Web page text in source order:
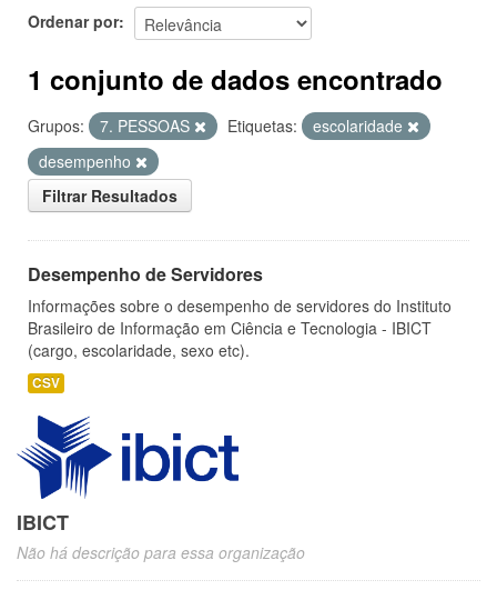
Ordenar por
1 conjunto de dados encontrado
Grupos: 7. PESSOAS Etiquetas:
escolaridade
desempenho
Filtrar Resultados
Desempenho de Servidores
Informações sobre o desempenho de servidores do Instituto
Brasileiro de Informação em Ciência e Tecnologia - IBICT
(cargo, escolaridade, sexo etc).
CSV
IBICT
Não há descrição para essa organização